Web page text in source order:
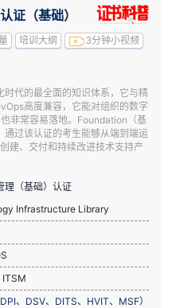
证（基础）
培训大纲 3分钟小视频
代的最全面的知识体系，它与精
高度兼容，它能对组织的数字
非常容易落地。Foundation（基
过该认证的考生能够从端到端运
建、交付和持续改进技术支持产
理（基础）认证
Infrastructure Library
ITSM
、DSV、DITS、HVIT、MSF）